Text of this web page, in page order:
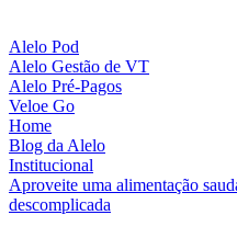
Alelo Pod
Alelo Gestão de VT
Alelo Pré-Pagos
Veloe Go
Home
Blog da Alelo
Institucional
Aproveite uma alimentação
descomplicada